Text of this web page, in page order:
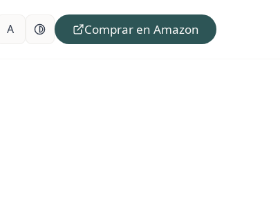
A
Tamaño de texto normal
Contraste normal
Comprar en Amazon